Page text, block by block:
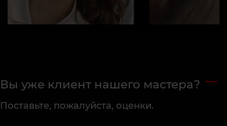
Вы уже клиент нашего мастера?
Поставьте, пожалуйста, оценки.